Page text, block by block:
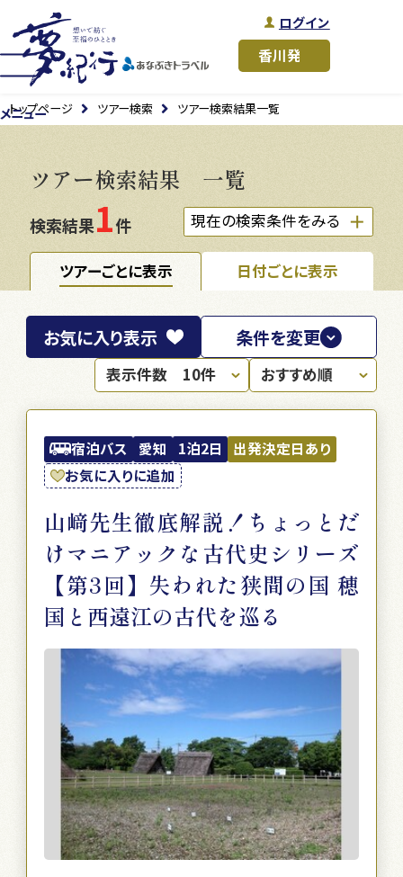
ログイン
メニュー
トップページ ツアー検索 ツアー検索結果一覧
ツアー検索結果 一覧
検索結果1件 現在の検索条件をみる
ツアーごとに表示 日付ごとに表示
宿泊バス 愛知 1泊2日
出発決定日あり
お気に入りに追加
山﨑先生徹底解説！ちょっとだ
けマニアックな古代史シリーズ
【第3回】失われた狭間の国 穂
国と西遠江の古代を巡る
お気に入り表示 条件を変更